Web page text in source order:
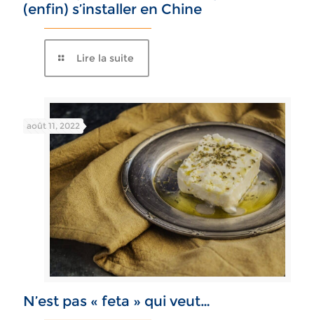
(enfin) s’installer en Chine
Lire la suite
août 11, 2022
N’est pas « feta » qui veut…